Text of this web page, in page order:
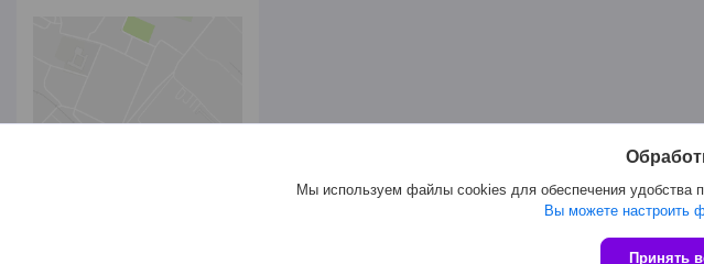
Сайт
Мы используем файлы cookies для обеспечения удобства
Вы можете настроить
Принять